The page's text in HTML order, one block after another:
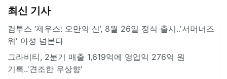
최신 기사
컴투스 ‘제우스: 오만의 신’, 8월 26일 정식 출시..'서머너즈
워' 아성 넘본다
그라비티, 2분기 매출 1,619억에 영업익 276억 원
기록..'견조한 우상향'